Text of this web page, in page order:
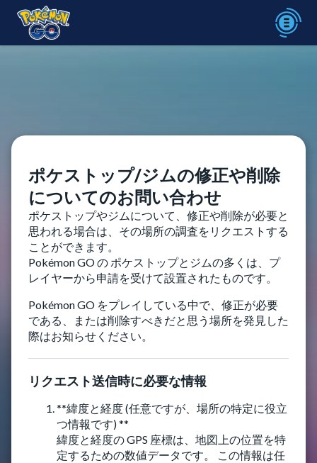
ポケストップ/ジムの修正や削除
についてのお問い合わせ
ポケストップやジムについて、修正や削除が必要と
思われる場合は、その場所の調査をリクエストする
ことができます。
Pokémon GO の ポケストップとジムの多くは、プ
レイヤーから申請を受けて設置されたものです。
Pokémon GO をプレイしている中で、修正が必要
である、または削除すべきだと思う場所を発見した
際はお知らせください。
リクエスト送信時に必要な情報
**緯度と経度 (任意ですが、場所の特定に役立
つ情報です) **
緯度と経度の GPS 座標は、地図上の位置を特
定するための数値データです。 この情報は任